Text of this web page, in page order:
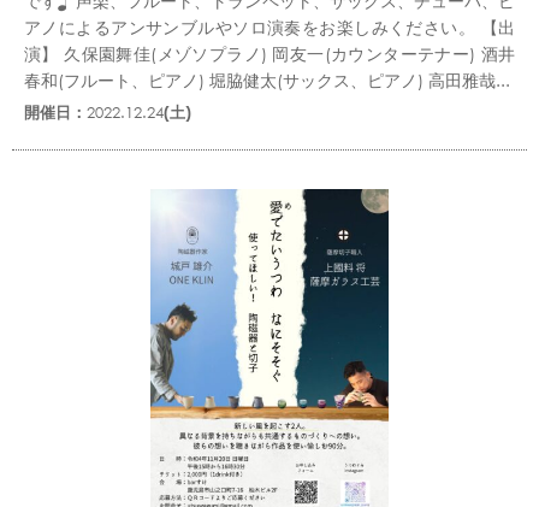
アノによるアンサンブルやソロ演奏をお楽しみください。 【出
演】 久保園舞佳(メゾソプラノ) 岡友一(カウンターテナー) 酒井
春和(フルート、ピアノ) 堀脇健太(サックス、ピアノ) 高田雅哉...
開催日： 2022.12.24(土)